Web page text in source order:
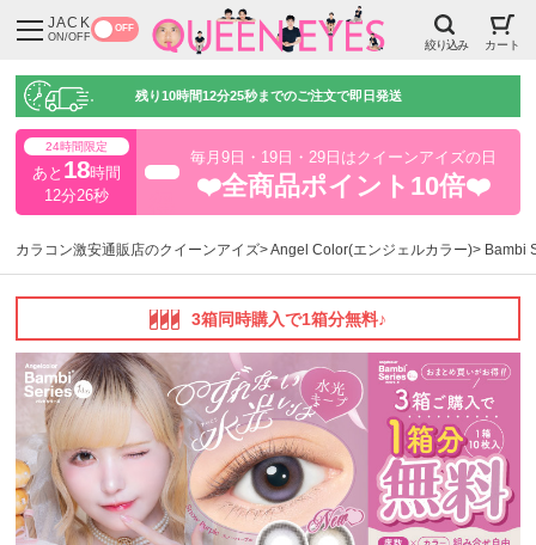
JACK
ON/OFF
OFF
絞り込み カート
残り10時間12分24秒までのご注文で即日発送
24時間限定
あと 18時間
12分24秒
毎月9日・19日・29日はクイーンアイズの日
❤️全商品ポイント10倍❤️
カラコン激安通販店のクイーンアイズ Angel Color(エンジェルカラー) Bambi
3箱同時購入で1箱分無料♪